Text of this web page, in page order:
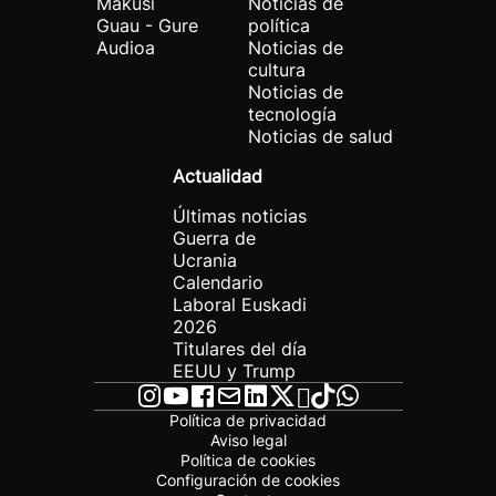
Guau - Gure
Audioa
política
Noticias de
cultura
Noticias de
tecnología
Noticias de salud
Actualidad
Últimas noticias
Guerra de
Ucrania
Calendario
Laboral Euskadi
2026
Titulares del día
EEUU y Trump
Política de privacidad
Aviso legal
Política de cookies
Configuración de cookies